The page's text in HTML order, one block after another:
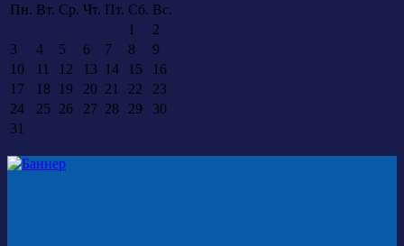
Пн. Вт. Ср. Чт. Пт. Сб. Вс.
1
2
3
4 5 6 7 8
9
10
11 12 13 14 15
16
17
18 19 20 21 22
23
24
25 26 27 28 29
30
31